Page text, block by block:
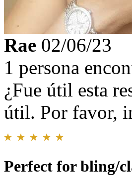
Rae 02/06/23
1 persona
¿Fue útil esta
útil. Por favor,
Perfect for bling/